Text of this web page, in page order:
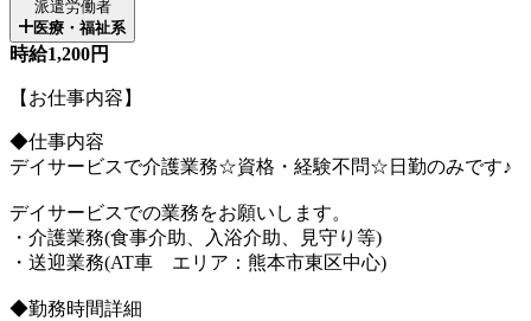
派遣労働者
医療・福祉系
時給1,200円
【お仕事内容】
◆仕事内容
デイサービスで介護業務☆資格・経験不問☆日勤のみです♪
デイサービスでの業務をお願いします。
・介護業務(食事介助、入浴介助、見守り等)
・送迎業務(AT車 エリア：熊本市東区中心)
◆勤務時間詳細